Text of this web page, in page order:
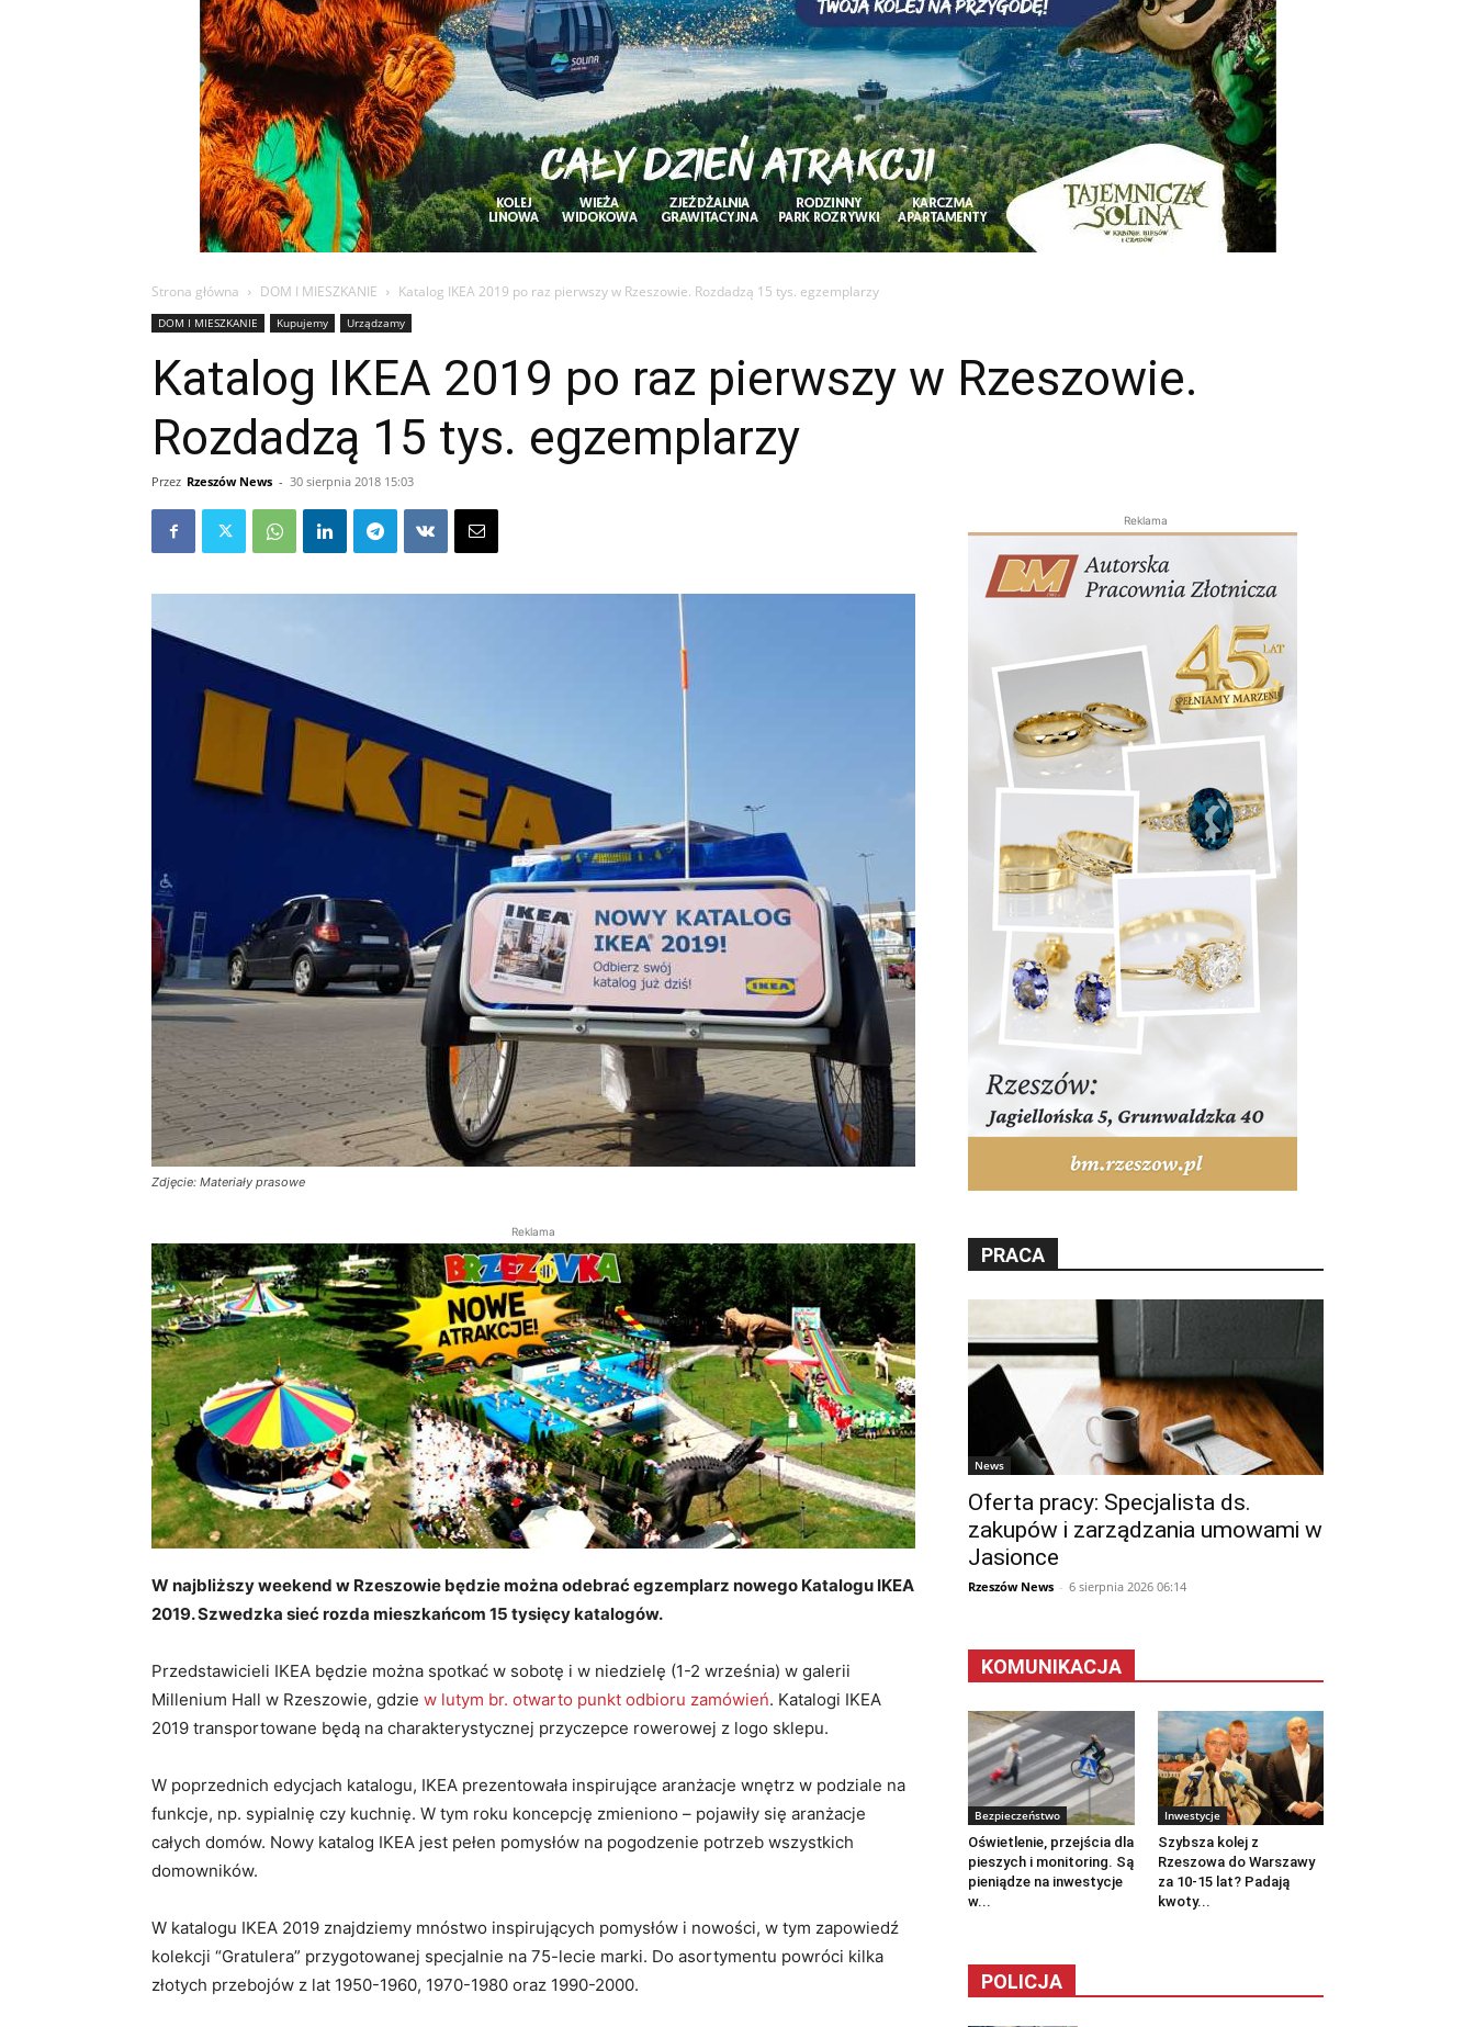
Strona główna DOM I MIESZKANIE Katalog IKEA 2019 po raz pierwszy w Rzeszowie. Rozdadzą 15 tys. egzemplarzy
DOM I MIESZKANIE Kupujemy Urządzamy
Katalog IKEA 2019 po raz pierwszy w Rzeszowie.
Rozdadzą 15 tys. egzemplarzy
Przez Rzeszów News - 30 sierpnia 2018 15:03
Zdjęcie: Materiały prasowe
Reklama
W najbliższy weekend w Rzeszowie będzie można odebrać egzemplarz nowego Katalogu IKEA
2019.Szwedzka sieć rozda mieszkańcom 15 tysięcy katalogów.
Przedstawicieli IKEA będzie można spotkać w sobotę i w niedzielę (1-2 września) w galerii
Millenium Hall w Rzeszowie, gdzie w lutym br. otwarto punkt odbioru zamówień. Katalogi IKEA
2019 transportowane będą na charakterystycznej przyczepce rowerowej z logo sklepu.
W poprzednich edycjach katalogu, IKEA prezentowała inspirujące aranżacje wnętrz w podziale na
funkcje, np. sypialnię czy kuchnię. W tym roku koncepcję zmieniono – pojawiły się aranżacje
całych domów. Nowy katalog IKEA jest pełen pomysłów na pogodzenie potrzeb wszystkich
domowników.
W katalogu IKEA 2019 znajdziemy mnóstwo inspirujących pomysłów i nowości, w tym zapowiedź
kolekcji “Gratulera” przygotowanej specjalnie na 75-lecie marki. Do asortymentu powróci kilka
złotych przebojów z lat 1950-1960, 1970-1980 oraz 1990-2000.
Reklama
PRACA
News
Oferta pracy: Specjalista ds.
zakupów i zarządzania umowami w
Jasionce
Rzeszów News - 6 sierpnia 2026 06:14
KOMUNIKACJA
Bezpieczeństwo
Oświetlenie, przejścia dla
pieszych i monitoring. Są
pieniądze na inwestycje
w...
Inwestycje
Szybsza kolej z
Rzeszowa do Warszawy
za 10-15 lat? Padają
kwoty...
POLICJA